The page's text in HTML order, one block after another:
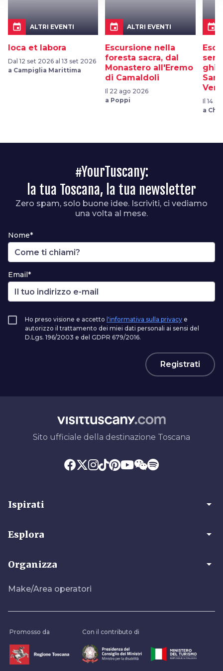
event ALTRI EVENTI
Ioca et labora
Dal 12 set 2026 al 13 set 2026
a Campiglia Marittima
event ALTRI EVENTI
Escursione nella
foresta sacra, dal
Monastero all'Eremo
di Camaldoli
Il 22 ago 2026
a Poppi
event
Il 14
a
#YourTuscany:
la tua Toscana, la tua newsletter
Zero spam, solo buone idee. Iscriviti, ci vediamo
una volta al mese.
Nome*
Email*
Ho preso visione e accetto l'informativa sulla privacy e
autorizzo il trattamento dei miei dati personali ai sensi del
D.Lgs. 196/2003 e del GDPR 679/2016.
Registrati
Sito ufficiale della destinazione Toscana
Ispirati arrow_drop_down
Esplora arrow_drop_down
Organizza arrow_drop_down
Make/Area operatori
Promosso da Con il contributo di